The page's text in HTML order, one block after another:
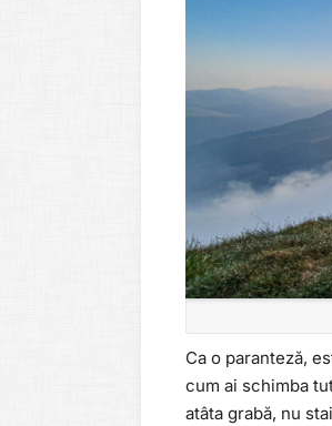
Ca o paranteză,
cum ai schimba
atâta grabă, nu